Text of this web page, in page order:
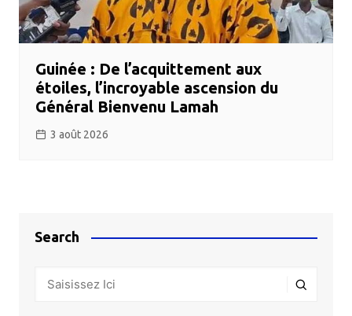
Guinée : De l’acquittement aux
étoiles, l’incroyable ascension du
Général Bienvenu Lamah
3 août 2026
Search